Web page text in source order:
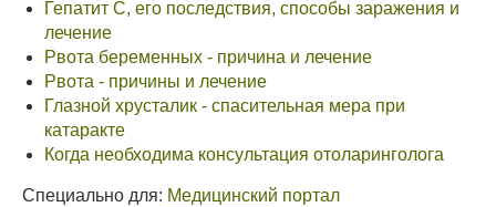
Гепатит С, его последствия, способы заражения и
лечение
Рвота беременных - причина и лечение
Рвота - причины и лечение
Глазной хрусталик - спасительная мера при
катаракте
Когда необходима консультация отоларинголога
Специально для: Медицинский портал